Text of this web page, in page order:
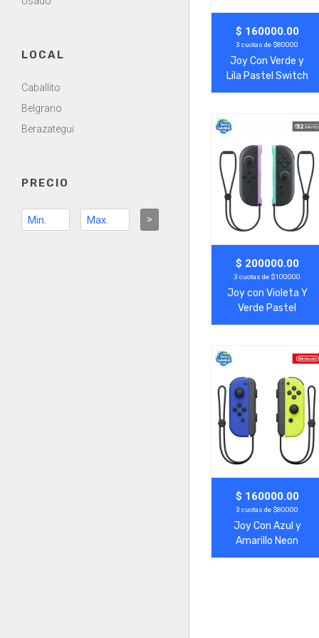
LOCAL
Caballito
Belgrano
Berazategui
PRECIO
>
Agregar Ver Más
$ 160000.00
3 cuotas de $80000
Joy Con Verde y
Lila Pastel Switch
Agregar Ver Más
$ 200000.00
3 cuotas de $100000
Joy con Violeta Y
Verde Pastel
Switch 2
Agregar Ver Más
$ 160000.00
3 cuotas de $80000
Joy Con Azul y
Amarillo Neon
Switch